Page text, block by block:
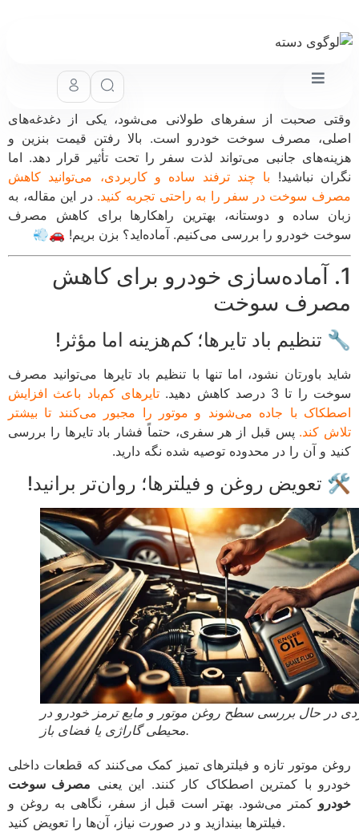
وقتی صحبت از سفرهای طولانی می‌شود، یکی از دغدغه‌های
اصلی، مصرف سوخت خودرو است. بالا رفتن قیمت بنزین و
هزینه‌های جانبی می‌تواند لذت سفر را تحت تأثیر قرار دهد. اما
نگران نباشید! با چند ترفند ساده و کاربردی، می‌توانید کاهش
مصرف سوخت در سفر را به راحتی تجربه کنید. در این مقاله، به
زبان ساده و دوستانه، بهترین راهکارها برای کاهش مصرف
سوخت خودرو را بررسی می‌کنیم. آماده‌اید؟ بزن بریم! 🚗💨
1. آماده‌سازی خودرو برای کاهش
مصرف سوخت
🔧 تنظیم باد تایرها؛ کم‌هزینه اما مؤثر!
شاید باورتان نشود، اما تنها با تنظیم باد تایرها می‌توانید مصرف
سوخت را تا 3 درصد کاهش دهید.
تایرهای کم‌باد باعث افزایش
اصطکاک با جاده می‌شوند و موتور را مجبور می‌کنند تا بیشتر
تلاش کند. پس قبل از هر سفری، حتماً فشار باد تایرها را بررسی
کنید و آن را در محدوده توصیه شده نگه دارید.
🛠 تعویض روغن و فیلترها؛ روان‌تر برانید!
در حال بررسی سطح روغن موتور و مایع ترمز خودرو در
محیطی گاراژی یا فضای باز.
روغن موتور تازه و فیلترهای تمیز کمک می‌کنند که قطعات داخلی
خودرو با کمترین اصطکاک کار کنند. این یعنی مصرف سوخت
خودرو کمتر می‌شود. بهتر است قبل از سفر، نگاهی به روغن و
فیلترها بیندازید و در صورت نیاز، آن‌ها را تعویض کنید.